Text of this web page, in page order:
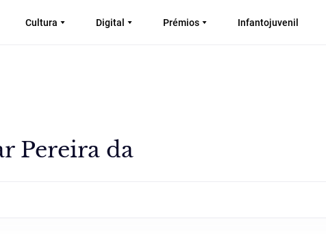
Cultura Digital Prémios Infantojuvenil
Pereira da